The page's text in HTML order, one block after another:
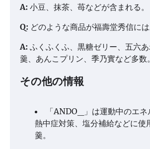
A: 小豆、抹茶、苺などが含まれる。
Q: どのような商品が福壽堂秀信に
A: ふくふくふ、黒糖ゼリー、五六
羹、あんこプリン、季乃實など多数。
その他の情報
「ANDO_」は運動中のエ
熱中症対策、塩分補給などに使
羹。